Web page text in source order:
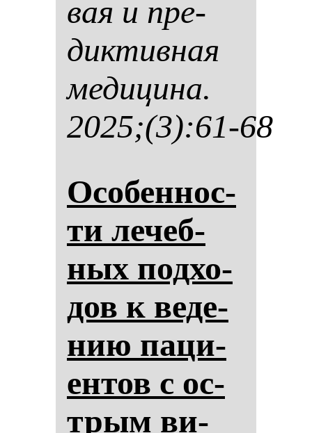
вая и пре­
дик­тив­ная
ме­ди­ци­на.
2025;(3):61-68
Осо­бен­нос­
ти ле­чеб­
ных под­хо­
дов к ве­де­
нию па­ци­
ен­тов с ос­
трым ви­